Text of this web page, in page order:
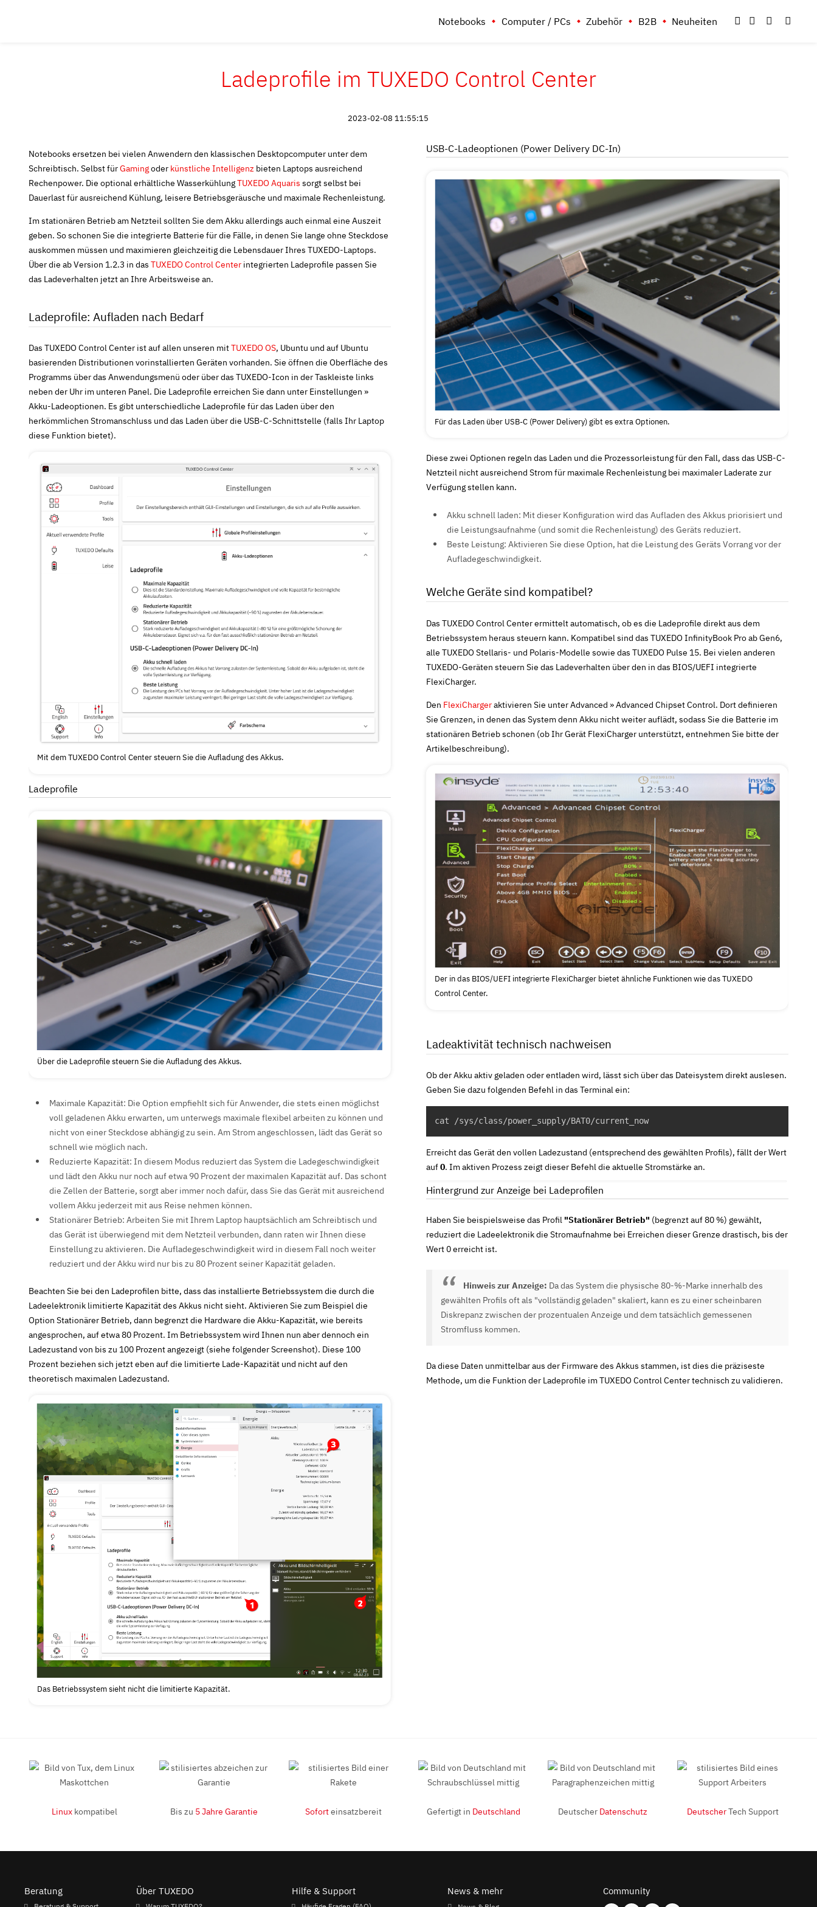
Notebooks Computer / PCs Zubehör B2B Neuheiten
Ladeprofile im TUXEDO Control Center
2023-02-08 11:55:15
Notebooks ersetzen bei vielen Anwendern den klassischen Desktopcomputer unter dem
Schreibtisch. Selbst fürGamingoder künstliche Intelligenz bieten Laptops ausreichend
Rechenpower. Die optional erhältliche WasserkühlungTUXEDO Aquaris sorgt selbst bei
Dauerlast für ausreichend Kühlung, leisere Betriebsgeräusche und maximale Rechenleistung.
Im stationären Betrieb am Netzteil sollten Sie dem Akku allerdings auch einmal eine Auszeit
geben. So schonen Sie die integrierte Batterie für die Fälle, in denen Sie lange ohne Steckdose
auskommen müssen und maximieren gleichzeitig die Lebensdauer Ihres TUXEDO-Laptops.
Über die ab Version 1.2.3 in das TUXEDO Control Centerintegrierten Ladeprofile passen Sie
das Ladeverhalten jetzt an Ihre Arbeitsweise an.
Ladeprofile: Aufladen nach Bedarf
Das TUXEDO Control Center ist auf allen unseren mitTUXEDO OS, Ubuntu und auf Ubuntu
basierenden Distributionen vorinstallierten Geräten vorhanden. Sie öffnen die Oberfläche des
Programms über das Anwendungsmenü oder über das TUXEDO-Icon in der Taskleiste links
neben der Uhr im unteren Panel. Die Ladeprofile erreichen Sie dann unter Einstellungen »
Akku-Ladeoptionen. Es gibt unterschiedliche Ladeprofile für das Laden über den
herkömmlichen Stromanschluss und das Laden über die USB-C-Schnittstelle (falls Ihr Laptop
diese Funktion bietet).
Mit dem TUXEDO Control Center steuern Sie die Aufladung des Akkus.
Ladeprofile
Über die Ladeprofile steuern Sie die Aufladung des Akkus.
Maximale Kapazität: Die Option empfiehlt sich für Anwender, die stets einen möglichst
voll geladenen Akku erwarten, um unterwegs maximale flexibel arbeiten zu können und
nicht von einer Steckdose abhängig zu sein. Am Strom angeschlossen, lädt das Gerät so
schnell wie möglich nach.
Reduzierte Kapazität: In diesem Modus reduziert das System die Ladegeschwindigkeit
und lädt den Akku nur noch auf etwa 90 Prozent der maximalen Kapazität auf. Das schont
die Zellen der Batterie, sorgt aber immer noch dafür, dass Sie das Gerät mit ausreichend
vollem Akku jederzeit mit aus Reise nehmen können.
Stationärer Betrieb: Arbeiten Sie mit Ihrem Laptop hauptsächlich am Schreibtisch und
das Gerät ist überwiegend mit dem Netzteil verbunden, dann raten wir Ihnen diese
Einstellung zu aktivieren. Die Aufladegeschwindigkeit wird in diesem Fall noch weiter
reduziert und der Akku wird nur bis zu 80 Prozent seiner Kapazität geladen.
Beachten Sie bei den Ladeprofilen bitte, dass das installierte Betriebssystem die durch die
Ladeelektronik limitierte Kapazität des Akkus nicht sieht. Aktivieren Sie zum Beispiel die
Option Stationärer Betrieb, dann begrenzt die Hardware die Akku-Kapazität, wie bereits
angesprochen, auf etwa 80 Prozent. Im Betriebssystem wird Ihnen nun aber dennoch ein
Ladezustand von bis zu 100 Prozent angezeigt (siehe folgender Screenshot). Diese 100
Prozent beziehen sich jetzt eben auf die limitierte Lade-Kapazität und nicht auf den
theoretisch maximalen Ladezustand.
Das Betriebssystem sieht nicht die limitierte Kapazität.
USB-C-Ladeoptionen (Power Delivery DC-In)
Für das Laden über USB-C (Power Delivery) gibt es extra Optionen.
Diese zwei Optionen regeln das Laden und die Prozessorleistung für den Fall, dass das USB-C-
Netzteil nicht ausreichend Strom für maximale Rechenleistung bei maximaler Laderate zur
Verfügung stellen kann.
Akku schnell laden: Mit dieser Konfiguration wird das Aufladen des Akkus priorisiert und
die Leistungsaufnahme (und somit die Rechenleistung) des Geräts reduziert.
Beste Leistung: Aktivieren Sie diese Option, hat die Leistung des Geräts Vorrang vor der
Aufladegeschwindigkeit.
Welche Geräte sind kompatibel?
Das TUXEDO Control Center ermittelt automatisch, ob es die Ladeprofile direkt aus dem
Betriebssystem heraus steuern kann. Kompatibel sind das TUXEDO InfinityBook Pro ab Gen6,
alle TUXEDO Stellaris- und Polaris-Modelle sowie das TUXEDO Pulse 15. Bei vielen anderen
TUXEDO-Geräten steuern Sie das Ladeverhalten über den in das BIOS/UEFI integrierte
FlexiCharger.
Den FlexiChargeraktivieren Sie unterAdvanced »Advanced Chipset Control. Dort definieren
Sie Grenzen, in denen das System denn Akku nicht weiter auflädt, sodass Sie die Batterie im
stationären Betrieb schonen (ob Ihr Gerät FlexiCharger unterstützt, entnehmen Sie bitte der
Artikelbeschreibung).
Der in das BIOS/UEFI integrierte FlexiCharger bietet ähnliche Funktionen wie das TUXEDO
Control Center.
Ladeaktivität technisch nachweisen
Ob der Akku aktiv geladen oder entladen wird, lässt sich über das Dateisystem direkt auslesen.
Geben Sie dazu folgenden Befehl in das Terminal ein:
cat /sys/class/power_supply/BAT0/current_now
Erreicht das Gerät den vollen Ladezustand (entsprechend des gewählten Profils), fällt der Wert
auf0. Im aktiven Prozess zeigt dieser Befehl die aktuelle Stromstärke an.
Hintergrund zur Anzeige bei Ladeprofilen
Haben Sie beispielsweise das Profil "Stationärer Betrieb" (begrenzt auf 80 %) gewählt,
reduziert die Ladeelektronik die Stromaufnahme bei Erreichen dieser Grenze drastisch, bis der
Wert 0 erreicht ist.
Hinweis zur Anzeige: Da das System die physische 80-%-Marke innerhalb des
gewählten Profils oft als "vollständig geladen" skaliert, kann es zu einer scheinbaren
Diskrepanz zwischen der prozentualen Anzeige und dem tatsächlich gemessenen
Stromfluss kommen.
Da diese Daten unmittelbar aus der Firmware des Akkus stammen, ist dies die präziseste
Methode, um die Funktion der Ladeprofile im TUXEDO Control Center technisch zu validieren.
Linuxkompatibel Bis zu 5 Jahre Garantie Soforteinsatzbereit Gefertigt in Deutschland Deutscher Datenschutz DeutscherTech Support
Beratung Über TUXEDO Hilfe & Support News & mehr Community